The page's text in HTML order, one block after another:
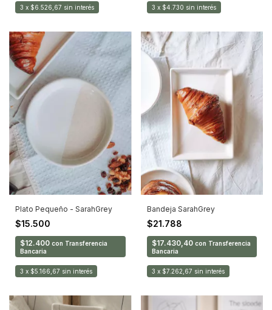
3 x $6.526,67 sin interés 3 x $4.730 sin interés
Plato Pequeño - SarahGrey
$15.500
$12.400 con Transferencia
Bancaria
3 x $5.166,67 sin interés
Bandeja SarahGrey
$21.788
$17.430,40 con Transferencia
Bancaria
3 x $7.262,67 sin interés